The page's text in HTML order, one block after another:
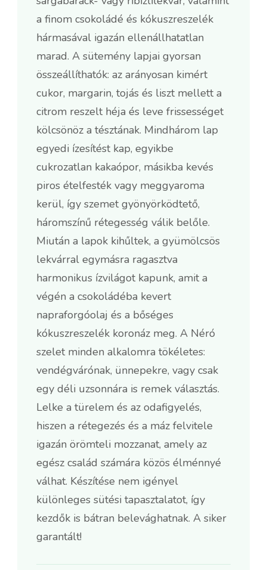
a finom csokoládé és kókuszreszelék
hármasával igazán ellenállhatatlan
marad. A sütemény lapjai gyorsan
összeállíthatók: az arányosan kimért
cukor, margarin, tojás és liszt mellett a
citrom reszelt héja és leve frissességet
kölcsönöz a tésztának. Mindhárom lap
egyedi ízesítést kap, egyikbe
cukrozatlan kakaópor, másikba kevés
piros ételfesték vagy meggyaroma
kerül, így szemet gyönyörködtető,
háromszínű rétegesség válik belőle.
Miután a lapok kihűltek, a gyümölcsös
lekvárral egymásra ragasztva
harmonikus ízvilágot kapunk, amit a
végén a csokoládéba kevert
napraforgóolaj és a bőséges
kókuszreszelék koronáz meg. A Néró
szelet minden alkalomra tökéletes:
vendégvárónak, ünnepekre, vagy csak
egy déli uzsonnára is remek választás.
Lelke a türelem és az odafigyelés,
hiszen a rétegezés és a máz felvitele
igazán örömteli mozzanat, amely az
egész család számára közös élménnyé
válhat. Készítése nem igényel
különleges sütési tapasztalatot, így
kezdők is bátran belevághatnak. A siker
garantált!